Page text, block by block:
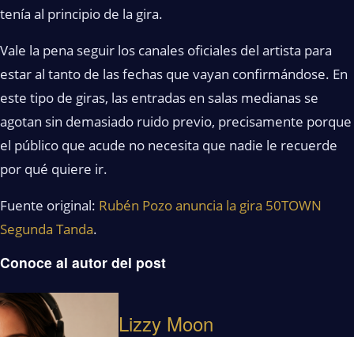
tenía al principio de la gira.
Vale la pena seguir los canales oficiales del artista para
estar al tanto de las fechas que vayan confirmándose. En
este tipo de giras, las entradas en salas medianas se
agotan sin demasiado ruido previo, precisamente porque
el público que acude no necesita que nadie le recuerde
por qué quiere ir.
Fuente original: Rubén Pozo anuncia la gira 50TOWN
Segunda Tanda.
Conoce al autor del post
Lizzy Moon